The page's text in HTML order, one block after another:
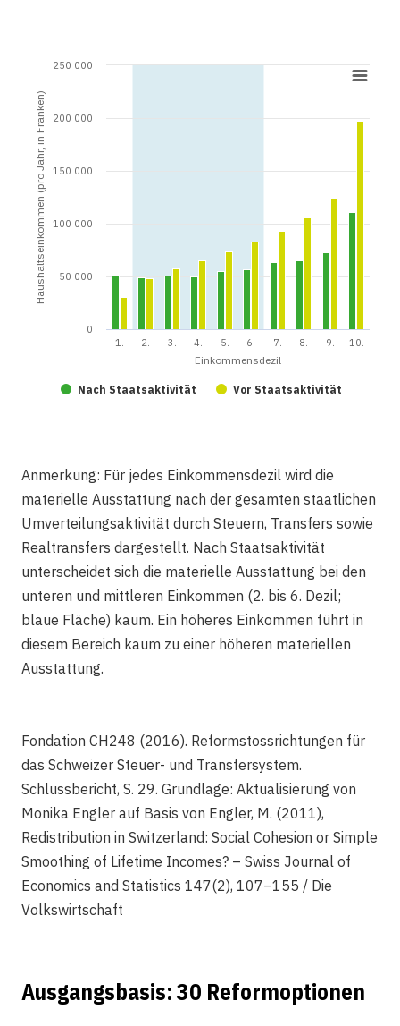
Einkommensdezil
Haushaltseinkommen (pro Jahr, in Franken)
Nach Staatsaktivität Vor Staatsaktivität
1. 2. 3. 4. 5. 6. 7. 8. 9. 10.
0
50 000
100 000
150 000
200 000
250 000
Anmerkung: Für jedes Einkommensdezil wird die
materielle Ausstattung nach der gesamten staatlichen
Umverteilungsaktivität durch Steuern, Transfers sowie
Realtransfers dargestellt. Nach Staatsaktivität
unterscheidet sich die materielle Ausstattung bei den
unteren und mittleren Einkommen (2. bis 6. Dezil;
blaue Fläche) kaum. Ein höheres Einkommen führt in
diesem Bereich kaum zu einer höheren materiellen
Ausstattung.
Fondation CH248 (2016). Reformstossrichtungen für
das Schweizer Steuer- und Transfersystem.
Schlussbericht, S. 29. Grundlage: Aktualisierung von
Monika Engler auf Basis von Engler, M. (2011),
Redistribution in Switzerland: Social Cohesion or Simple
Smoothing of Lifetime Incomes? – Swiss Journal of
Economics and Statistics 147(2), 107–155 / Die
Volkswirtschaft
Ausgangsbasis: 30 Reformoptionen